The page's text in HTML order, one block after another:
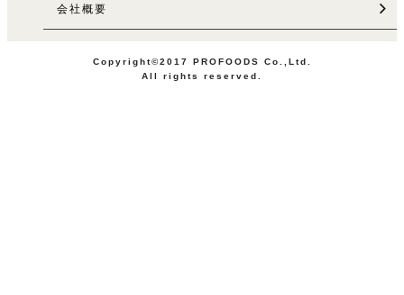
会社概要
Copyright©2017 PROFOODS Co.,Ltd.
All rights reserved.